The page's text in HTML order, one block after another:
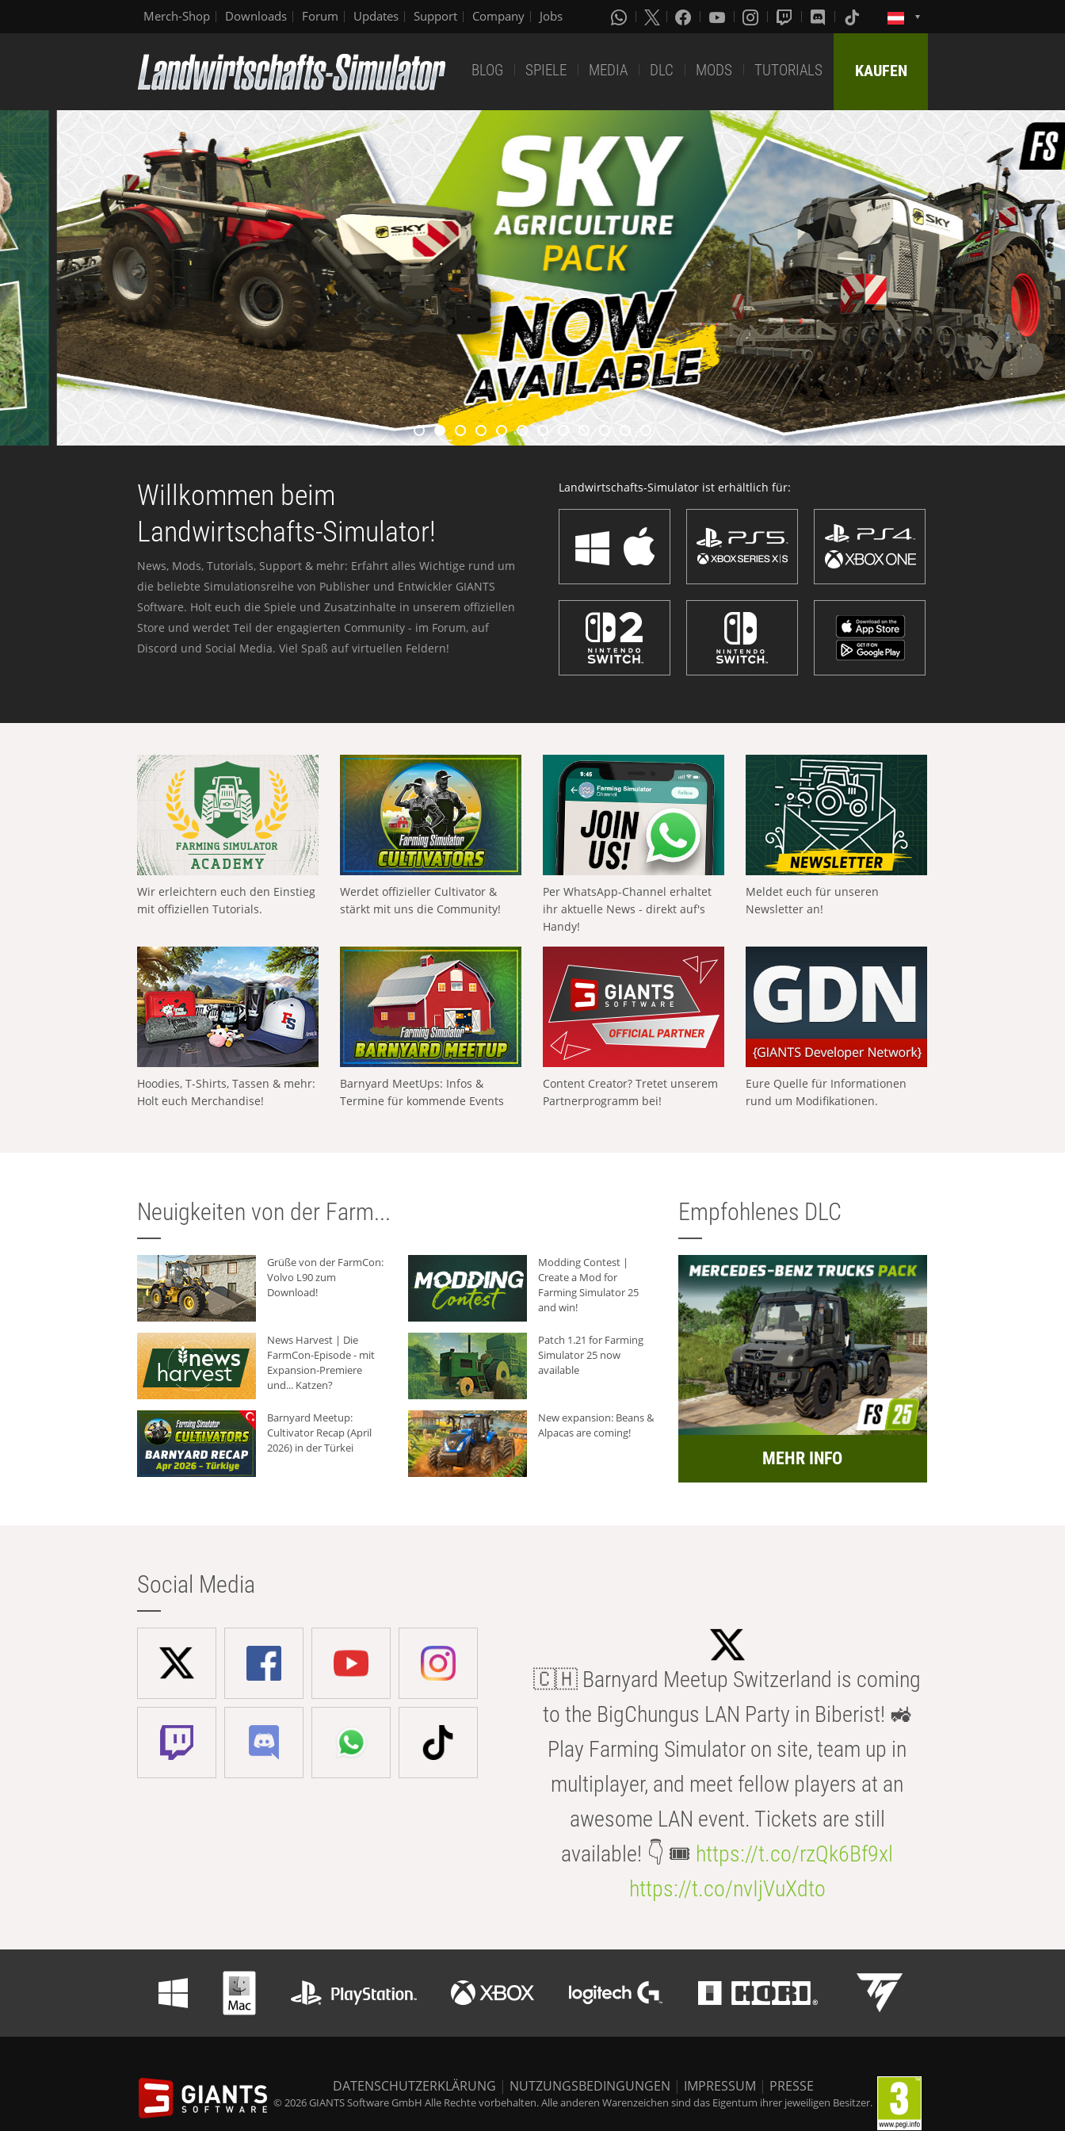
Merch-Shop Downloads Forum Updates Support Company Jobs
BLOG SPIELE MEDIA DLC MODS TUTORIALS KAUFEN
Willkommen beim
Landwirtschafts-Simulator!
News, Mods, Tutorials, Support & mehr: Erfahrt alles Wichtige rund um
die beliebte Simulationsreihe von Publisher und Entwickler GIANTS
Software. Holt euch die Spiele und Zusatzinhalte in unserem offiziellen
Store und werdet Teil der engagierten Community - im Forum, auf
Discord und Social Media. Viel Spaß auf virtuellen Feldern!
Landwirtschafts-Simulator ist erhältlich für:
Wir erleichtern euch den Einstieg
mit offiziellen Tutorials.
Werdet offizieller Cultivator &
stärkt mit uns die Community!
Per WhatsApp-Channel erhaltet
ihr aktuelle News - direkt auf's
Handy!
Meldet euch für unseren
Newsletter an!
Hoodies, T-Shirts, Tassen & mehr:
Holt euch Merchandise!
Barnyard MeetUps: Infos &
Termine für kommende Events
Content Creator? Tretet unserem
Partnerprogramm bei!
Eure Quelle für Informationen
rund um Modifikationen.
Neuigkeiten von der Farm...
Grüße von der FarmCon:
Volvo L90 zum
Download!
Modding Contest |
Create a Mod for
Farming Simulator 25
and win!
News Harvest | Die
FarmCon-Episode - mit
Expansion-Premiere
und... Katzen?
Patch 1.21 for Farming
Simulator 25 now
available
Barnyard Meetup:
Cultivator Recap (April
2026) in der Türkei
New expansion: Beans &
Alpacas are coming!
Empfohlenes DLC
MEHR INFO
Social Media
🇨🇭 Barnyard Meetup Switzerland is coming
to the BigChungus LAN Party in Biberist! 🚜
Play Farming Simulator on site, team up in
multiplayer, and meet fellow players at an
awesome LAN event. Tickets are still
available! 👇 🎟️ https://t.co/rzQk6Bf9xl
https://t.co/nvIjVuXdto
DATENSCHUTZERKLÄRUNG | NUTZUNGSBEDINGUNGEN | IMPRESSUM | PRESSE
© 2026 GIANTS Software GmbH Alle Rechte vorbehalten. Alle anderen Warenzeichen sind das Eigentum ihrer jeweiligen Besitzer.